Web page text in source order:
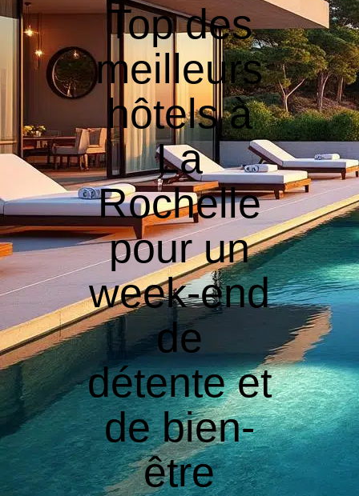
Top des
meilleurs
hôtels à
La
Rochelle
pour un
week-end
de
détente et
de bien-
être